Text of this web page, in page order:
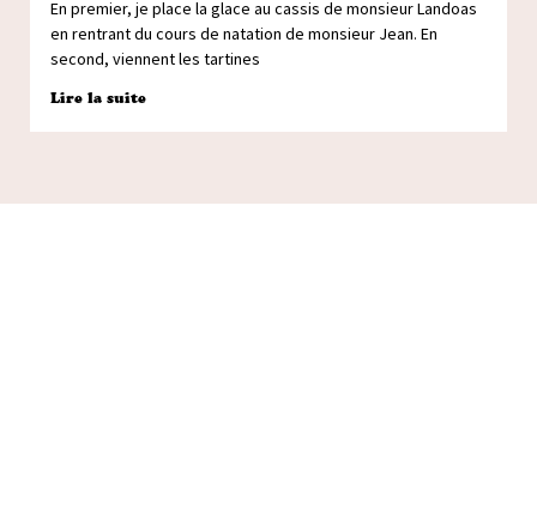
En premier, je place la glace au cassis de monsieur Landoas
en rentrant du cours de natation de monsieur Jean. En
second, viennent les tartines
Lire la suite